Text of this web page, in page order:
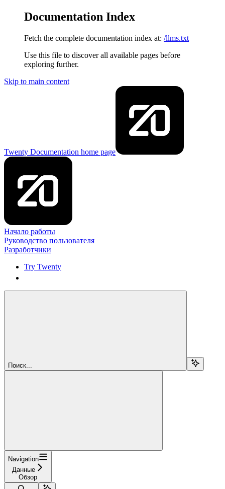
Documentation Index
Fetch the complete documentation index at: /llms.txt
Use this file to discover all available pages before
exploring further.
Skip to main content
Twenty Documentation home page
Начало работы
Руководство пользователя
Разработчики
Try Twenty
Поиск...
Navigation
Данные
Обзор